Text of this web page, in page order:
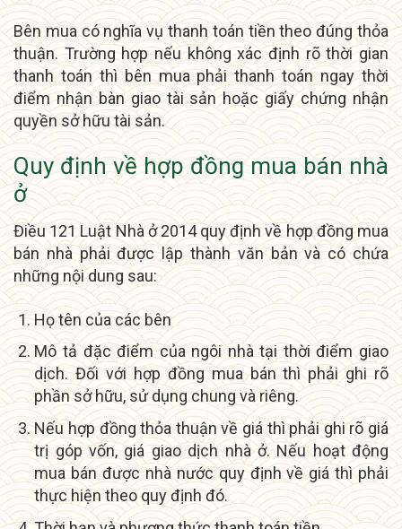
Bên mua có nghĩa vụ thanh toán tiền theo đúng thỏa
thuận. Trường hợp nếu không xác định rõ thời gian
thanh toán thì bên mua phải thanh toán ngay thời
điểm nhận bàn giao tài sản hoặc giấy chứng nhận
quyền sở hữu tài sản.
Quy định về hợp đồng mua bán nhà
ở
Điều 121 Luật Nhà ở 2014 quy định về hợp đồng mua
bán nhà phải được lập thành văn bản và có chứa
những nội dung sau:
Họ tên của các bên
Mô tả đặc điểm của ngôi nhà tại thời điểm giao
dịch. Đối với hợp đồng mua bán thì phải ghi rõ
phần sở hữu, sử dụng chung và riêng.
Nếu hợp đồng thỏa thuận về giá thì phải ghi rõ giá
trị góp vốn, giá giao dịch nhà ở. Nếu hoạt động
mua bán được nhà nước quy định về giá thì phải
thực hiện theo quy định đó.